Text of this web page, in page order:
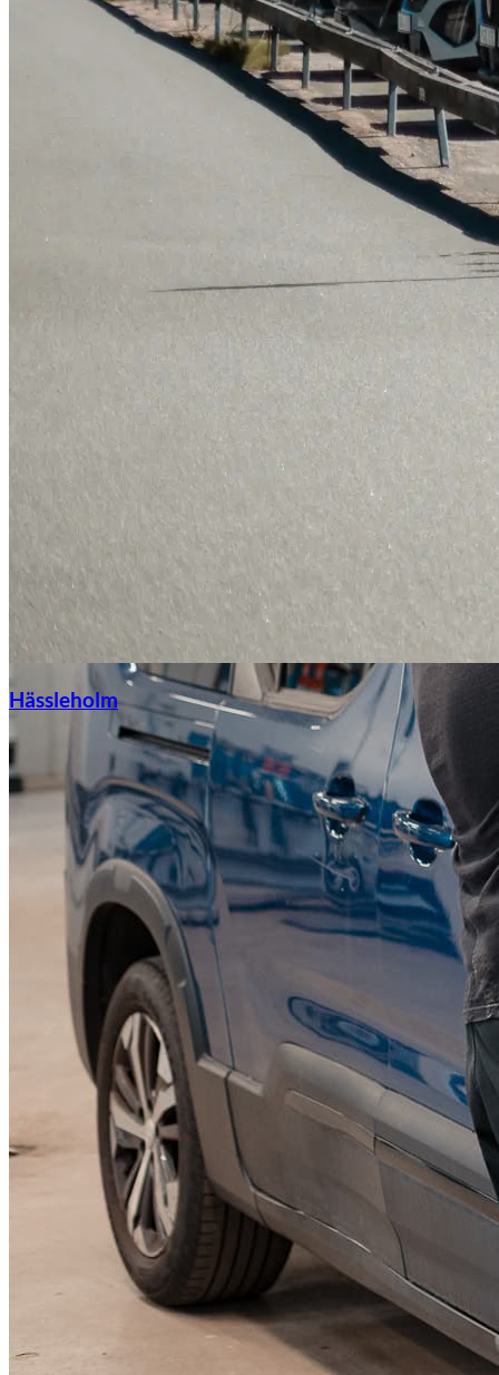
KGM Pickups
Fordonstyp
PickupTransportbilPersonbil
Visa alla fordon
Hässleholm